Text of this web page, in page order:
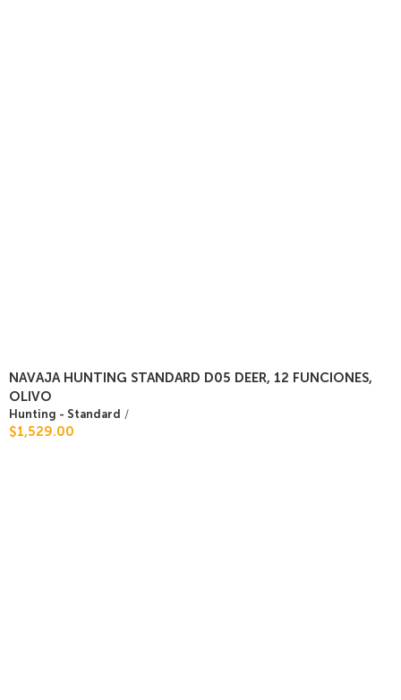
NAVAJA HUNTING STANDARD D05 DEER, 12 FUNCIONES,
OLIVO
Hunting - Standard /
$1,529.00